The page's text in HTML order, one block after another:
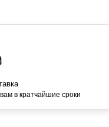
в кратчайшие сроки